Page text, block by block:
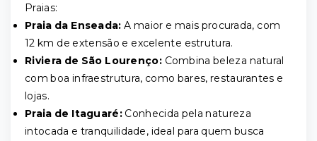
Praias:
Praia da Enseada: A maior e mais procurada, com
12 km de extensão e excelente estrutura.
Riviera de São Lourenço:Combina beleza natural
com boa infraestrutura, como bares, restaurantes e
lojas.
Praia de Itaguaré:Conhecida pela natureza
intocada e tranquilidade, ideal para quem busca